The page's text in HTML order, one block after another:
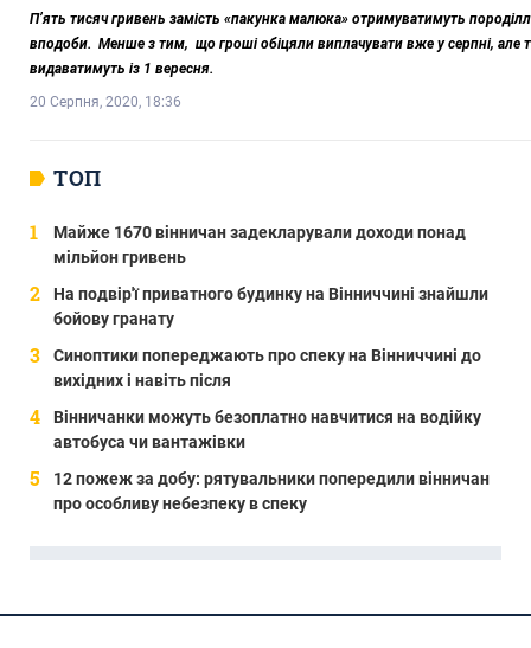
П’ять тисяч гривень замість «пакунка малюка» отримуватимуть
вподоби. Менше з тим, що гроші обіцяли виплачувати вже у серпні, але
видаватимуть із 1 вересня.
20 Серпня, 2020, 18:36
ТОП
Майже 1670 вінничан задекларували доходи понад
мільйон гривень
На подвір'ї приватного будинку на Вінниччині знайшли
бойову гранату
Синоптики попереджають про спеку на Вінниччині до
вихідних і навіть після
Вінничанки можуть безоплатно навчитися на водійку
автобуса чи вантажівки
12 пожеж за добу: рятувальники попередили вінничан
про особливу небезпеку в спеку